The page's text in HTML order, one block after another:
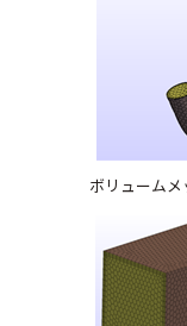
ボリューム